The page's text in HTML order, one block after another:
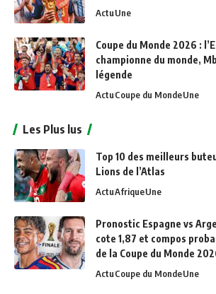
ActuUne
Coupe du Monde 2026 :
championne du monde,
légende
ActuCoupe du MondeUne
Les Plus lus
Top 10 des meilleurs
Lions de l’Atlas
ActuAfriqueUne
Pronostic Espagne vs
cote 1,87 et compos
de la Coupe du Monde
ActuCoupe du MondeUne